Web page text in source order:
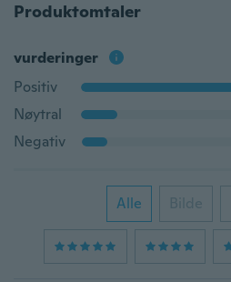
Produktomtaler
vurderinger
Positiv
Nøytral
Negativ
Alle Bilde